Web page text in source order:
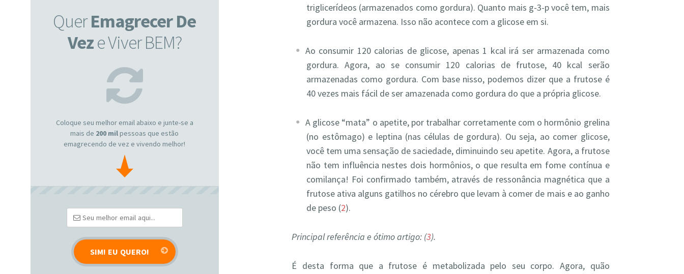
triglicerídeos (armazenados como gordura). Quanto mais g-3-p você tem, mais
gordura você armazena. Isso não acontece com a glicose em si.
Ao consumir 120 calorias de glicose, apenas 1 kcal irá ser armazenada como
gordura. Agora, ao se consumir 120 calorias de frutose, 40 kcal serão
armazenadas como gordura. Com base nisso, podemos dizer que a frutose é
40 vezes mais fácil de ser amazenada como gordura do que a própria glicose.
A glicose “mata” o apetite, por trabalhar corretamente com o hormônio grelina
(no estômago) e leptina (nas células de gordura). Ou seja, ao comer glicose,
você tem uma sensação de saciedade, diminuindo seu apetite. Agora, a frutose
não tem influência nestes dois hormônios, o que resulta em fome contínua e
comilança! Foi confirmado também, através de ressonância magnética que a
frutose ativa alguns gatilhos no cérebro que levam à comer de mais e ao ganho
de peso (2).
Principal referência e ótimo artigo: (3).
É desta forma que a frutose é metabolizada pelo seu corpo. Agora, quão
QuerEmagrecer De
Veze Viver BEM?
Coloque seu melhor email abaixo e junte-se a
mais de 200 mil pessoas que estão
emagrecendo de vez e vivendo melhor!